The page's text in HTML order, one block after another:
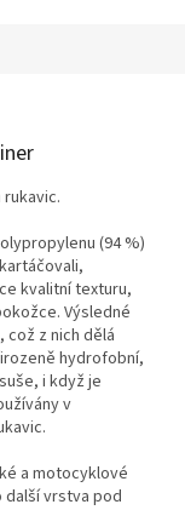
(94 %)
kvalitní texturu,
Výsledné
z nich dělá
hydrofobní,
i když je
v
a motocyklové
další vrstva pod